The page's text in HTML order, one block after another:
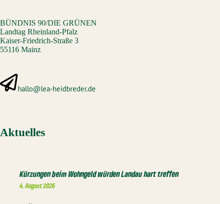
BÜNDNIS 90/DIE GRÜNEN
Landtag Rheinland-Pfalz
Kaiser-Friedrich-Straße 3
55116 Mainz
hallo@lea-heidbreder.de
Aktuelles
Kürzungen beim Wohngeld würden Landau hart treffen
4. August 2026